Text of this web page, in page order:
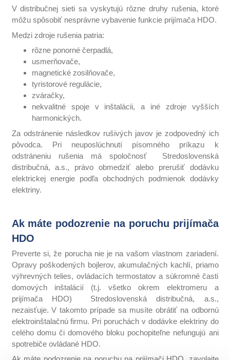
V distribučnej sieti sa vyskytujú rôzne druhy rušenia, ktoré
môžu spôsobiť nesprávne vybavenie funkcie prijímača HDO.
Medzi zdroje rušenia patria:
rôzne ponorné čerpadlá,
usmerňovače,
magnetické zosilňovače,
tyristorové regulácie,
zváračky,
nekvalitné spoje v inštalácii, a iné zdroje vyšších
harmonických.
Za odstránenie následkov rušivých javov je zodpovedný ich
pôvodca. Pri neuposlúchnutí písomného príkazu k
odstráneniu rušenia má spoločnosť Stredoslovenská
distribučná, a.s., právo obmedziť alebo prerušiť dodávku
elektrickej energie podľa obchodných podmienok dodávky
elektriny.
Ak máte podozrenie na poruchu prijímača
HDO
Preverte si, že porucha nie je na vašom vlastnom zariadení.
Opravy poškodených bojlerov, akumulačných kachlí, priamo
výhrevných telies, ovládacích termostatov a súkromné časti
domových inštalácií (t.j. všetko okrem elektromeru a
prijímača HDO) Stredoslovenská distribučná, a.s.,
nezaisťuje. V takomto prípade sa musíte obrátiť na odbornú
elektroinštalačnú firmu. Pri poruchách v dodávke elektriny do
celého domu či domového bloku pochopiteľne nefungujú ani
spotrebiče ovládané HDO.